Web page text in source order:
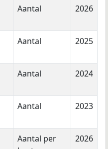
Aantal 2026
Aantal 2025
Aantal 2024
Aantal 2023
Aantal per
2026